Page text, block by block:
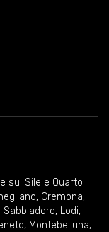
sul Sile e Quarto
, Cremona,
Sabbiadoro, Lodi,
, Montebelluna,